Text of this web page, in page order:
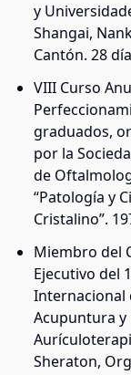
y
Shangai,
Cantón. 28
VIII Curso
graduados,
por la
de
“Patología y
Cristalino”.
Miembro del
Ejecutivo del
Internacional
Acupuntura y
Sheraton,